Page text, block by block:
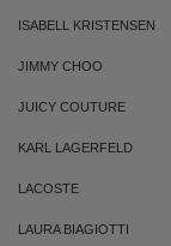
ISABELL KRISTENSEN
JIMMY CHOO
JUICY COUTURE
KARL LAGERFELD
LACOSTE
LAURA BIAGIOTTI